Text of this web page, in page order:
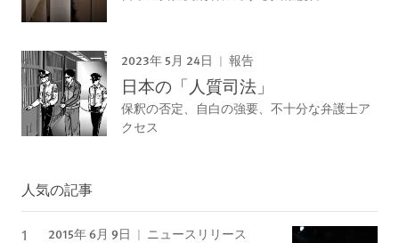
2023年 5月 24日 報告
日本の「人質司法」
保釈の否定、自白の強要、不十分な弁護士ア
クセス
人気の記事
2015年 6月 9日 ニュースリリース